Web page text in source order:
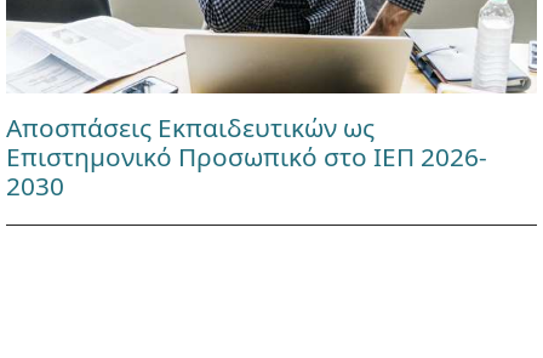
Αποσπάσεις Εκπαιδευτικών ως
Επιστημονικό Προσωπικό στο ΙΕΠ 2026-
2030